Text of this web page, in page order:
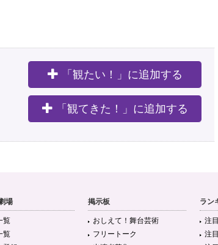
「観たい！」に追加する
「観てきた！」に追加する
場
覧
覧
掲示板
おしえて！舞台芸術
フリートーク
ラン
注
注